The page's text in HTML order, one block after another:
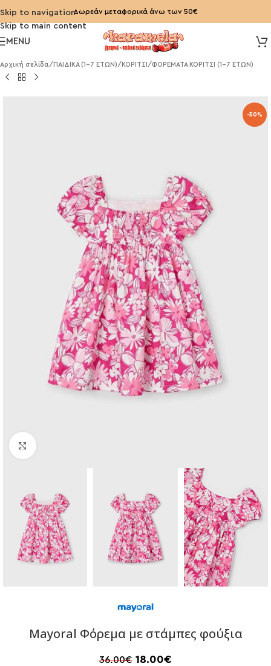
Skip to navigation
Skip to main content
Δωρεάν μεταφορικά άνω των 50€
MENU
Αρχική σελίδα/ ΠΑΙΔΙΚΑ (1-7 ΕΤΩΝ)/ ΚΟΡΙΤΣΙ /ΦΟΡΕΜΑΤΑ ΚΟΡΙΤΣΙ (1-7 ΕΤΩΝ)
-50%
Mayoral Φόρεμα με στάμπες φούξια
36.00€ 18.00€